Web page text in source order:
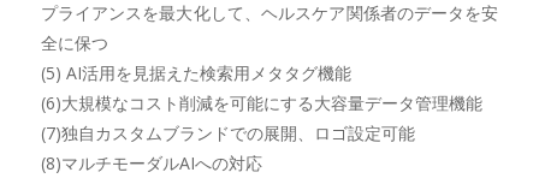
プライアンスを最大化して、ヘルスケア関係者のデータを安
全に保つ
(5) AI活用を見据えた検索用メタタグ機能
(6)大規模なコスト削減を可能にする大容量データ管理機能
(7)独自カスタムブランドでの展開、ロゴ設定可能
(8)マルチモーダルAIへの対応